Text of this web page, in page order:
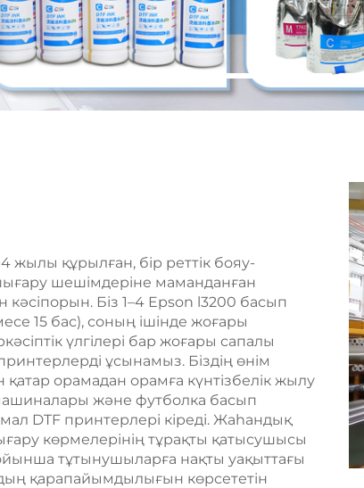
жылы құрылған, бір реттік бояу-
шешімдеріне маманданған
кәсіпорын. Біз 1–4 Epson l3200 басып
15 бас), соның ішінде жоғары
үлгілері бар жоғары сапалы
ұсынамыз. Біздің өнім
орамадан орамға күнтізбелік жылу
және футболка басып
DTF принтерлері кіреді. Жаһандық
көрмелерінің тұрақты қатысушысы
тұтынушыларға нақты уақыттағы
қарапайымдылығын көрсететін